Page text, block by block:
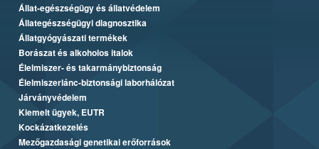
Állat-egészségügy és állatvédelem
Állategészségügyi diagnosztika
Állatgyógyászati termékek
Borászat és alkoholos italok
Élelmiszer- és takarmánybiztonság
Élelmiszerlánc-biztonsági laborhálózat
Járványvédelem
Kiemelt ügyek, EUTR
Kockázatkezelés
Mezőgazdasági genetikai erőforrások